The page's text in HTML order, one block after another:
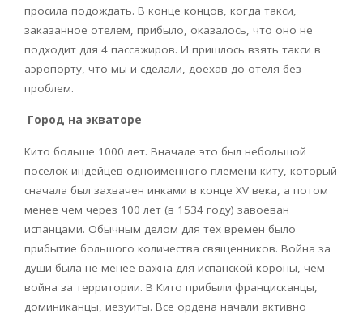
просила подождать. В конце концов, когда такси,
заказанное отелем, прибыло, оказалось, что оно не
подходит для 4 пассажиров. И пришлось взять такси в
аэропорту, что мы и сделали, доехав до отеля без
проблем.
Город на экваторе
Кито больше 1000 лет. Вначале это был небольшой
поселок индейцев одноименного племени киту, который
сначала был захвачен инками в конце XV века, а потом
менее чем через 100 лет (в 1534 году) завоеван
испанцами. Обычным делом для тех времен было
прибытие большого количества священников. Война за
души была не менее важна для испанской короны, чем
война за территории. В Кито прибыли францисканцы,
доминиканцы, иезуиты. Все ордена начали активно